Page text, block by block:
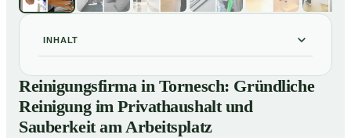
INHALT
01Reinigungsfirma in Tornesch: Gründliche Reinigung im
Privathaushalt und Sauberkeit am Arbeitsplatz
02 So arbeitet eine Reinigungsfirma in Tornesch
Reinigungsfirma in Tornesch: Gründliche
Reinigung im Privathaushalt und
Sauberkeit am Arbeitsplatz